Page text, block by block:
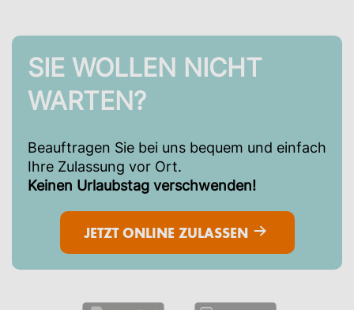
SIE WOLLEN NICHT
WARTEN?
Beauftragen Sie bei uns bequem und einfach
Ihre Zulassung vor Ort.
Keinen Urlaubstag verschwenden!
JETZT ONLINE ZULASSEN